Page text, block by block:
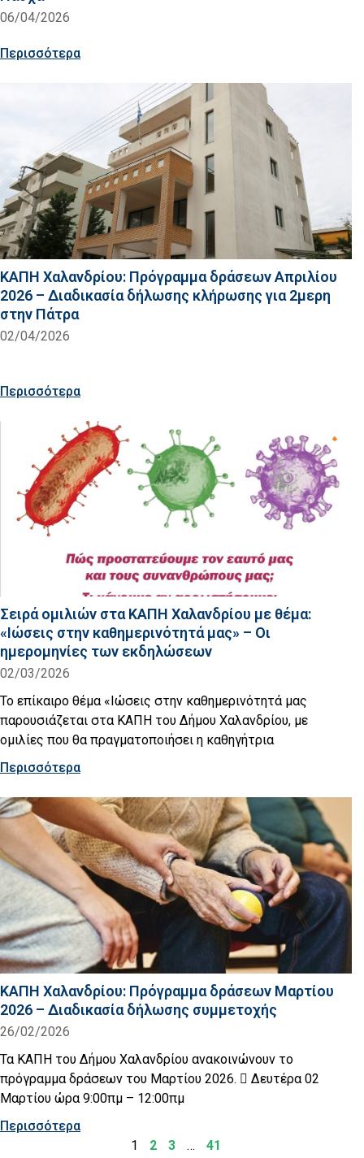
06/04/2026
Περισσότερα
ΚΑΠΗ Χαλανδρίου: Πρόγραμμα δράσεων Απριλίου
2026 – Διαδικασία δήλωσης κλήρωσης για 2μερη
στην Πάτρα
02/04/2026
Περισσότερα
Σειρά ομιλιών στα ΚΑΠΗ Χαλανδρίου με θέμα:
«Ιώσεις στην καθημερινότητά μας» – Οι
ημερομηνίες των εκδηλώσεων
02/03/2026
Το επίκαιρο θέμα «Ιώσεις στην καθημερινότητά μας
παρουσιάζεται στα ΚΑΠΗ του Δήμου Χαλανδρίου, με
ομιλίες που θα πραγματοποιήσει η καθηγήτρια
Περισσότερα
ΚΑΠΗ Χαλανδρίου: Πρόγραμμα δράσεων Μαρτίου
2026 – Διαδικασία δήλωσης συμμετοχής
26/02/2026
Τα ΚΑΠΗ του Δήμου Χαλανδρίου ανακοινώνουν το
πρόγραμμα δράσεων του Μαρτίου 2026.  Δευτέρα 02
Μαρτίου ώρα 9:00πμ – 12:00πμ
Περισσότερα
1
2 3 … 41